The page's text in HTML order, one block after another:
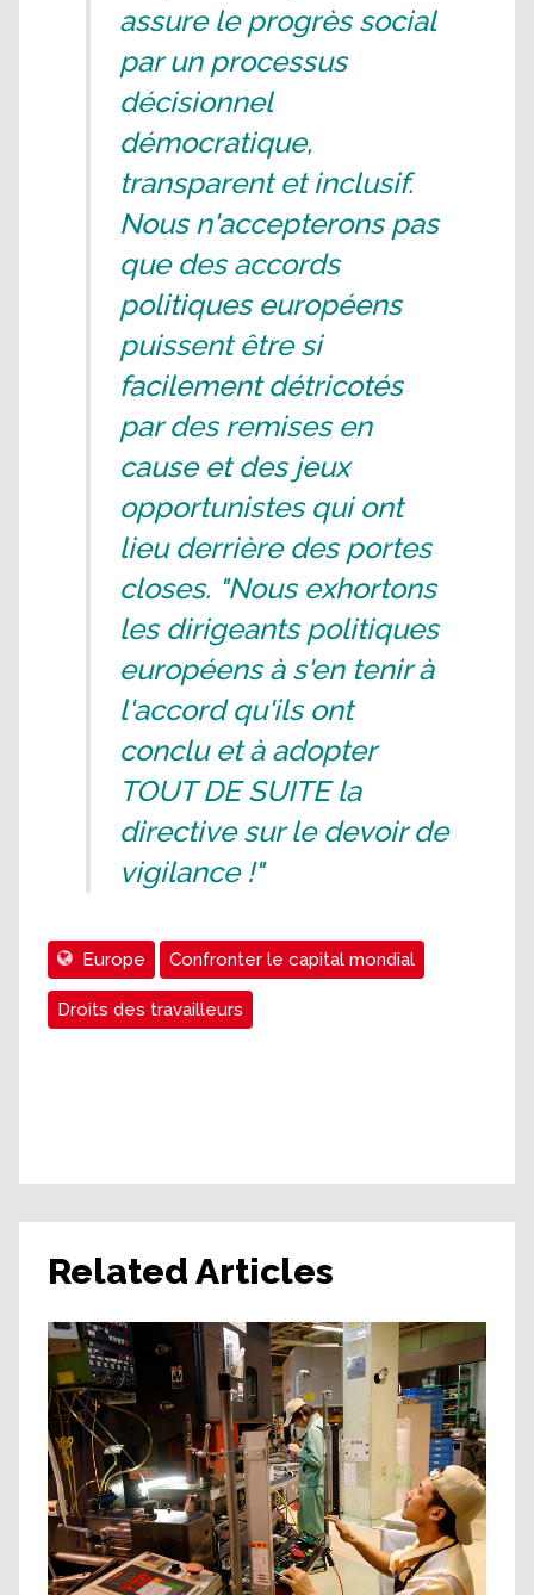
assure le progrès social
par un processus
décisionnel
démocratique,
transparent et inclusif.
Nous n'accepterons pas
que des accords
politiques européens
puissent être si
facilement détricotés
par des remises en
cause et des jeux
opportunistes qui ont
lieu derrière des portes
closes. "Nous exhortons
les dirigeants politiques
européens à s'en tenir à
l'accord qu'ils ont
conclu et à adopter
TOUT DE SUITE la
directive sur le devoir de
vigilance !"
Europe Confronter le capital mondial
Droits des travailleurs
Related Articles